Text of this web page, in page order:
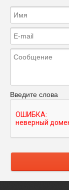
Введите слова